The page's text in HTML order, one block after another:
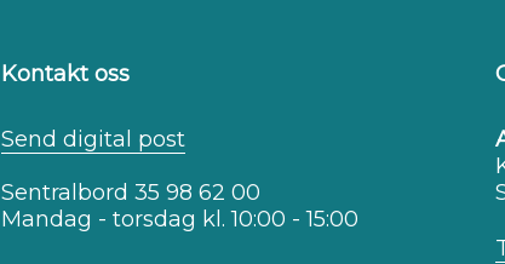
Kontakt oss
Send digital post
Sentralbord 35 98 62 00
Mandag - torsdag kl. 10:00 - 15:00